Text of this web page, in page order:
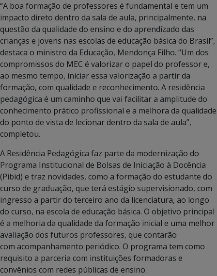
“A boa formação de professores é fundamental e tem um
impacto direto dentro da sala de aula, principalmente, na
questão da qualidade do ensino e do aprendizado das
crianças e jovens nas escolas de educação básica do Brasil”,
destaca o ministro da Educação, Mendonça Filho. “Um dos
compromissos do MEC é valorizar o papel do professor e,
ao mesmo tempo, iniciar essa valorização a partir da
formação, com qualidade e reconhecimento. A residência
pedagógica é um caminho que vai facilitar a amplitude do
conhecimento prático profissional e a melhora da qualidade
do ponto de vista de lecionar dentro da sala de aula”,
completou.
A Residência Pedagógica faz parte da modernização do
Programa Institucional de Bolsas de Iniciação à Docência
(Pibid) e traz novidades, como a formação do estudante do
curso de graduação, que terá estágio supervisionado, com
ingresso a partir do terceiro ano da licenciatura, ao longo
do curso, na escola de educação básica. O objetivo principal
é a melhoria da qualidade da formação inicial e uma melhor
avaliação dos futuros professores, que contarão
com acompanhamento periódico. O programa tem como
requisito a parceria com instituições formadoras e
convênios com redes públicas de ensino.